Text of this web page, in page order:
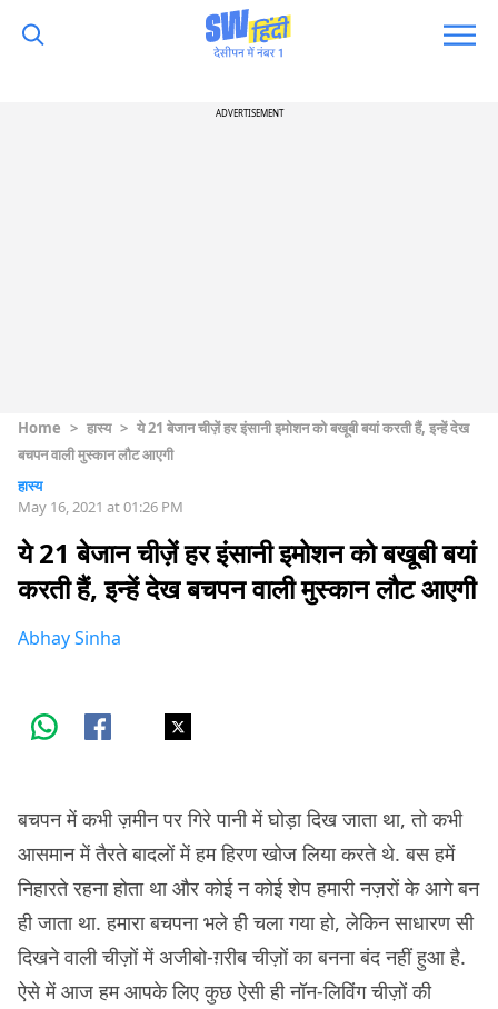
ADVERTISEMENT
Home > हास्य > ये 21 बेजान चीज़ें हर इंसानी इमोशन को बखूबी बयां करती हैं, इन्हें देख
बचपन वाली मुस्कान लौट आएगी
हास्य
May 16, 2021 at 01:26 PM
ये 21 बेजान चीज़ें हर इंसानी इमोशन को बखूबी बयां
करती हैं, इन्हें देख बचपन वाली मुस्कान लौट आएगी
Abhay Sinha
बचपन में कभी ज़मीन पर गिरे पानी में घोड़ा दिख जाता था, तो कभी
आसमान में तैरते बादलों में हम हिरण खोज लिया करते थे. बस हमें
निहारते रहना होता था और कोई न कोई शेप हमारी नज़रों के आगे बन
ही जाता था. हमारा बचपना भले ही चला गया हो, लेकिन साधारण सी
दिखने वाली चीज़ों में अजीबो-ग़रीब चीज़ों का बनना बंद नहीं हुआ है.
ऐसे में आज हम आपके लिए कुछ ऐसी ही नॉन-लिविंग चीज़ों की